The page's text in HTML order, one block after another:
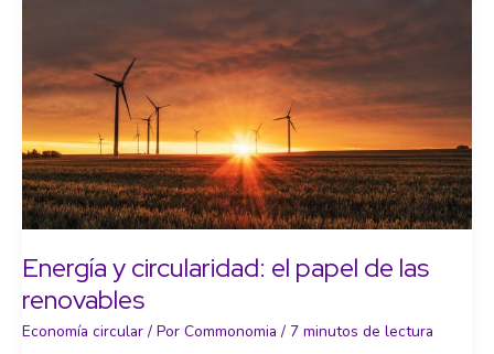
Energía y circularidad: el papel de las
renovables
Economía circular / Por Commonomia / 7 minutos de lectura